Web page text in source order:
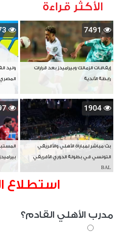
الأكثر قراءة
7491
إيقافات الزمالك وبيراميدز بعد قرارات
رابطة الأندية
وليد
1904
بث مباشر لمباراة الأهلي والأفريقي
التونسي في بطولة الدوري الأفريقي
BAL
بيراميدز
استطلاع
مدرب الأهلي القادم؟